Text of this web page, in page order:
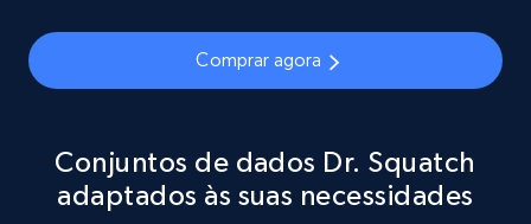
877+ 124+ Buy Now
Naver products
Comprar agora
Conjuntos de dados Dr. Squatch
adaptados às suas necessidades